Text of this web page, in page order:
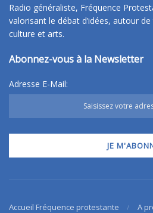
Radio généraliste, Fréquence
valorisant le débat d’idées, autour
culture et arts.
Abonnez-vous à la Newsletter
Adresse E-Mail:
Accueil Fréquence protestante A